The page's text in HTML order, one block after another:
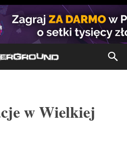
w Wielkiej